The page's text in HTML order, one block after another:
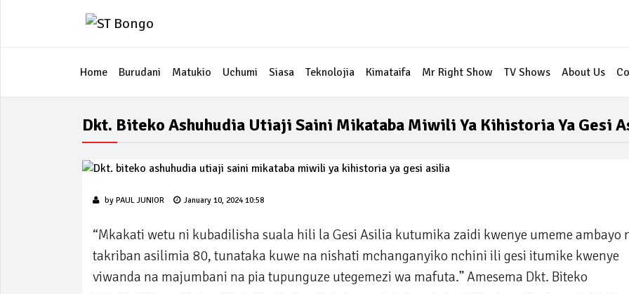
Home Burudani Matukio Uchumi Siasa Teknolojia Kimataifa Mr Right Show TV Shows About Us
Dkt. Biteko Ashuhudia Utiaji Saini Mikataba Miwili Ya Kihistoria Ya Gesi
by PAUL JUNIOR January 10, 2024 10:58
“Mkakati wetu ni kubadilisha suala hili la Gesi Asilia kutumika zaidi kwenye umeme ambayo
takriban asilimia 80, tunataka kuwe na nishati mchanganyiko nchini ili gesi itumike kwenye
viwanda na majumbani na pia tupunguze utegemezi wa mafuta.” Amesema Dkt. Biteko